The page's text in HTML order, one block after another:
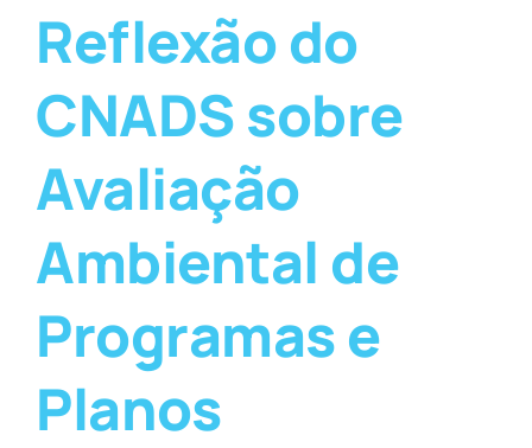
Reflexão do
CNADS sobre
Avaliação
Ambiental de
Programas e
Planos